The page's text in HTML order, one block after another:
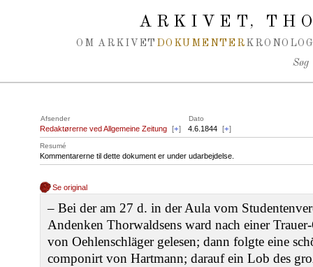
ARKIVET,
OM ARKIVET DOKUMENTER
Søg
Afsender Dato
Redaktørerne ved Allgemeine Zeitung [+] 4.6.1844 [+]
Resumé
Kommentarerne til dette dokument er under udarbejdelse.
Se original
‒ Bei der am 27 d. in der Aula vom
Andenken Thorwaldsens ward nach einer
von Oehlenschläger gelesen; dann folgte eine
componirt von Hartmann; darauf ein Lob des